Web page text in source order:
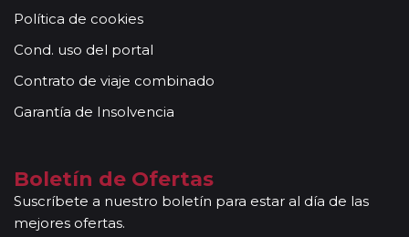
Política de cookies
Cond. uso del portal
Contrato de viaje combinado
Garantía de Insolvencia
Boletín de Ofertas
Suscríbete a nuestro boletín para estar al día de las
mejores ofertas.